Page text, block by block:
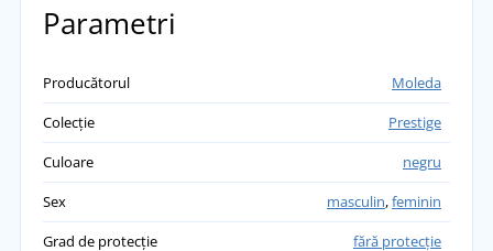
Parametri
Producătorul
Moleda
Colecție
Prestige
Culoare
negru
Sex
masculin,feminin
Grad de protecție
fără protecție